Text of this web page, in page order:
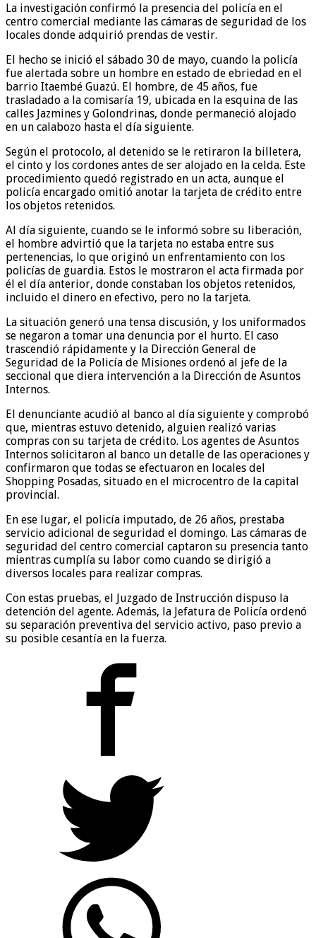
La investigación confirmó la presencia del policía en el
centro comercial mediante las cámaras de seguridad de los
locales donde adquirió prendas de vestir.
El hecho se inició el sábado 30 de mayo, cuando la policía
fue alertada sobre un hombre en estado de ebriedad en el
barrio Itaembé Guazú. El hombre, de 45 años, fue
trasladado a la comisaría 19, ubicada en la esquina de las
calles Jazmines y Golondrinas, donde permaneció alojado
en un calabozo hasta el día siguiente.
Según el protocolo, al detenido se le retiraron la billetera,
el cinto y los cordones antes de ser alojado en la celda. Este
procedimiento quedó registrado en un acta, aunque el
policía encargado omitió anotar la tarjeta de crédito entre
los objetos retenidos.
Al día siguiente, cuando se le informó sobre su liberación,
el hombre advirtió que la tarjeta no estaba entre sus
pertenencias, lo que originó un enfrentamiento con los
policías de guardia. Estos le mostraron el acta firmada por
él el día anterior, donde constaban los objetos retenidos,
incluido el dinero en efectivo, pero no la tarjeta.
La situación generó una tensa discusión, y los uniformados
se negaron a tomar una denuncia por el hurto. El caso
trascendió rápidamente y la Dirección General de
Seguridad de la Policía de Misiones ordenó al jefe de la
seccional que diera intervención a la Dirección de Asuntos
Internos.
El denunciante acudió al banco al día siguiente y comprobó
que, mientras estuvo detenido, alguien realizó varias
compras con su tarjeta de crédito. Los agentes de Asuntos
Internos solicitaron al banco un detalle de las operaciones y
confirmaron que todas se efectuaron en locales del
Shopping Posadas, situado en el microcentro de la capital
provincial.
En ese lugar, el policía imputado, de 26 años, prestaba
servicio adicional de seguridad el domingo. Las cámaras de
seguridad del centro comercial captaron su presencia tanto
mientras cumplía su labor como cuando se dirigió a
diversos locales para realizar compras.
Con estas pruebas, el Juzgado de Instrucción dispuso la
detención del agente. Además, la Jefatura de Policía ordenó
su separación preventiva del servicio activo, paso previo a
su posible cesantía en la fuerza.